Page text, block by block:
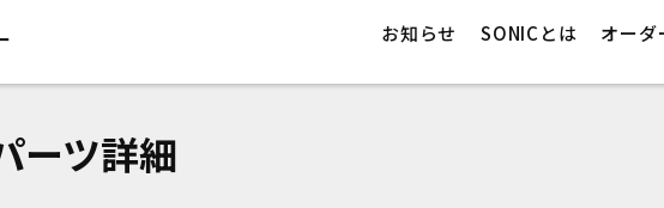
お知らせ SONICとは オーダ
SUS BASS-PU SCREW ステンレス・ベースピックアップ・スクリュー
ーツ詳細